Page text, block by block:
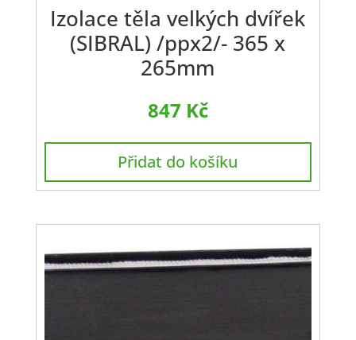
Izolace těla velkých dvířek
(SIBRAL) /ppx2/- 365 x
265mm
847 Kč
Přidat do košíku